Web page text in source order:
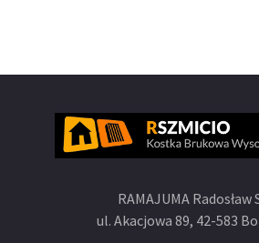
RAMAJUMA Radosław
ul. Akacjowa 89, 42-583